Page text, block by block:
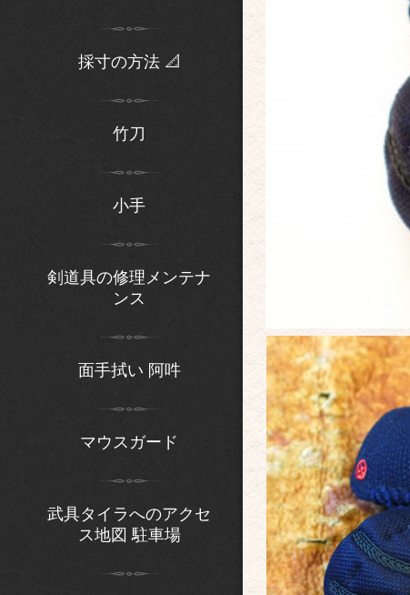
採寸の方法 📐
竹刀
小手
剣道具の修理メンテナ
ンス
面手拭い 阿吽
マウスガード
武具タイラへのアクセ
ス地図 駐車場